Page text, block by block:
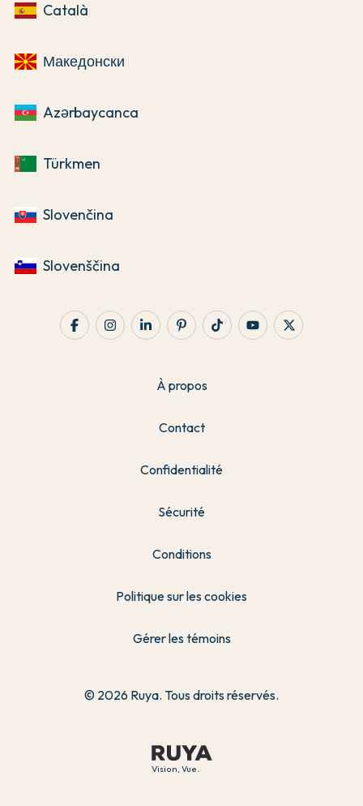
Català
Македонски
Azərbaycanca
Türkmen
Slovenčina
Slovenščina
Vision, Vue.
À propos
Contact
Confidentialité
Sécurité
Conditions
Politique sur les cookies
Gérer les témoins
© 2026 Ruya. Tous droits réservés.